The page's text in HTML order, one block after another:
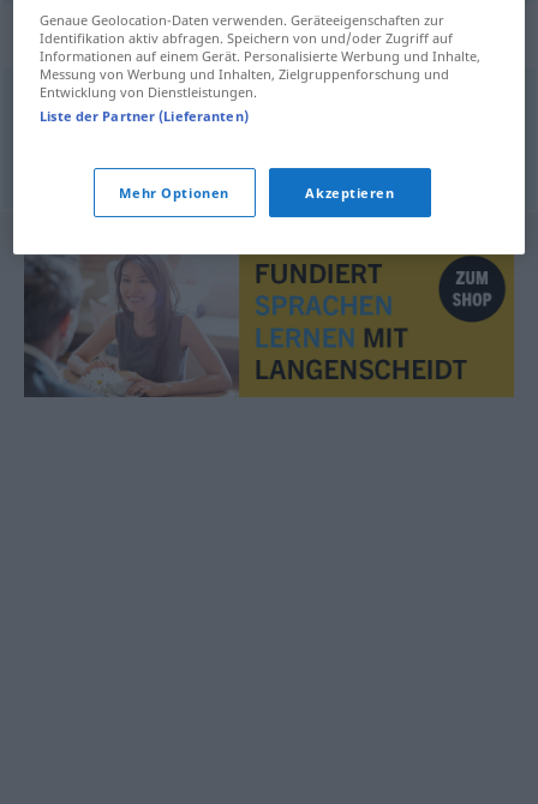
Synonyme für "Terrain"
Gelände
© OpenThesaurus.de
Genaue Geolocation-Daten verwenden. Geräteeigenschaften zur
Identifikation aktiv abfragen. Speichern von und/oder Zugriff auf
Informationen auf einem Gerät. Personalisierte Werbung und Inhalte,
Messung von Werbung und Inhalten, Zielgruppenforschung und
Entwicklung von Dienstleistungen.
Liste der Partner (Lieferanten)
Mehr Optionen Akzeptieren